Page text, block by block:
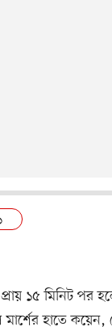
১৫ মিনিট পর
মার্শের হাতে